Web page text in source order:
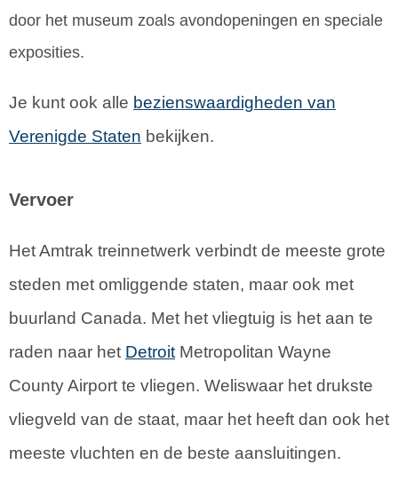
door het museum zoals avondopeningen en speciale
exposities.
Je kunt ook alle bezienswaardigheden van
Verenigde Staten bekijken.
Vervoer
Het Amtrak treinnetwerk verbindt de meeste grote
steden met omliggende staten, maar ook met
buurland Canada. Met het vliegtuig is het aan te
raden naar het Detroit Metropolitan Wayne
County Airport te vliegen. Weliswaar het drukste
vliegveld van de staat, maar het heeft dan ook het
meeste vluchten en de beste aansluitingen.